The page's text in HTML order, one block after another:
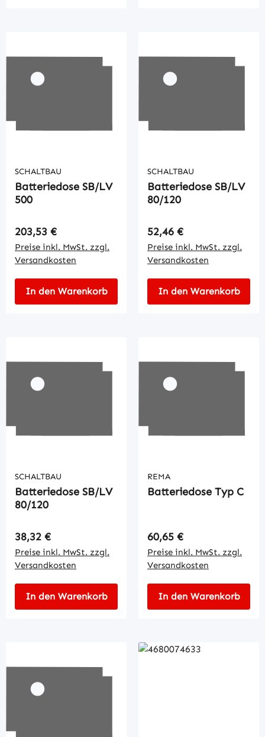
SCHALTBAU
Batteriedose SB/LV
500
Regulärer Preis:
203,53 €
Preise inkl. MwSt. zzgl.
Versandkosten
In den Warenkorb
SCHALTBAU
Batteriedose SB/LV
80/120
Regulärer Preis:
52,46 €
Preise inkl. MwSt. zzgl.
Versandkosten
In den Warenkorb
SCHALTBAU
Batteriedose SB/LV
80/120
Regulärer Preis:
38,32 €
Preise inkl. MwSt. zzgl.
Versandkosten
In den Warenkorb
REMA
Batteriedose Typ C
Regulärer Preis:
60,65 €
Preise inkl. MwSt. zzgl.
Versandkosten
In den Warenkorb